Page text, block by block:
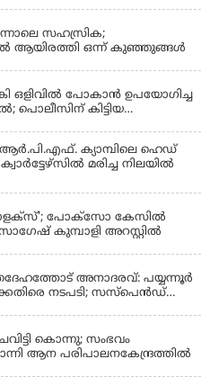
സഹസ്രിക;
ആയിരത്തി ഒന്ന് കുഞ്ഞുങ്ങള്‍
പോകാൻ ഉപയോഗിച്ച
പൊലീസിന് കിട്ടിയ
ക്യാമ്പിലെ ഹെഡ്
മരിച്ച നിലയിൽ
പോക്സോ കേസിൽ
കുമ്പാളി അറസ്റ്റിൽ
അനാദരവ്: പയ്യന്നൂർ
നടപടി; സസ്പെൻഡ്
കൊന്നു; സംഭവം
ആന പരിപാലനകേന്ദ്രത്തിൽ